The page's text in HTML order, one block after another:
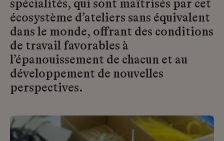
spécialités, qui sont maîtrisés par cet
écosystème d’ateliers sans équivalent
dans le monde, offrant des conditions
de travail favorables à
l’épanouissement de chacun et au
développement de nouvelles
perspectives.